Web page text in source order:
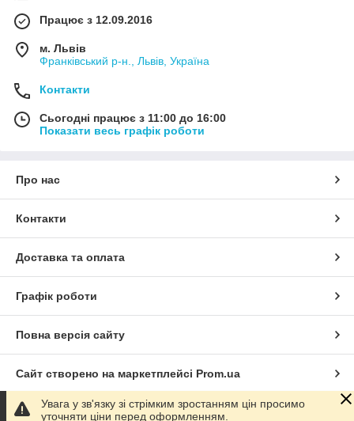
Працює з 12.09.2016
м. Львів
Франківський р-н., Львів, Україна
Контакти
Сьогодні працює з 11:00 до 16:00
Показати весь графік роботи
Про нас
Контакти
Доставка та оплата
Графік роботи
Повна версія сайту
Сайт створено на маркетплейсі Prom.ua
Політика конфіденційності
Увага у зв'язку зі стрімким зростанням цін просимо
уточняти ціни перед оформленням.